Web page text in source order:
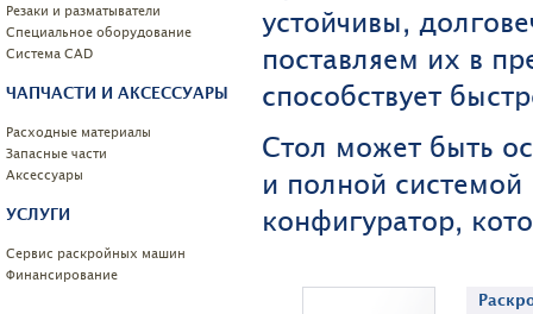
Резаки и разматыватели
Специальное оборудование
Системa CAD
ЧАПЧАСТИ И АКСЕССУАРЫ
Расходные материалы
Запасные части
Аксессуары
УСЛУГИ
Сервис раскройных машин
Финансирование
устойчивы,
поставляем их в
способствует
Стол может быть
и полной
конфигуратор,